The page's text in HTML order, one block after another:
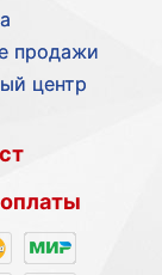
продажи
центр